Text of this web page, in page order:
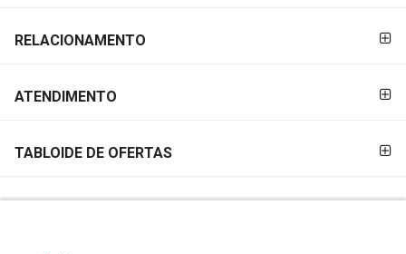
RELACIONAMENTO
ATENDIMENTO
TABLOIDE DE OFERTAS